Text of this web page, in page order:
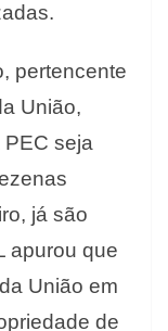
pertencente
União,
seja
já são
apurou que
União em
de